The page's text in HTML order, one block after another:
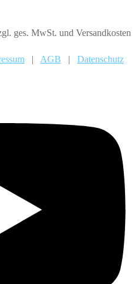
ges. MwSt. und Versandkosten
| AGB | Datenschutz